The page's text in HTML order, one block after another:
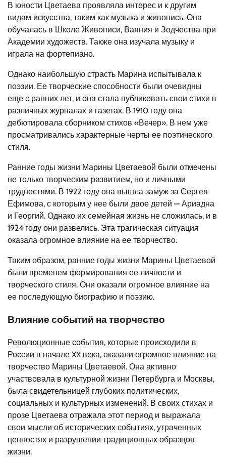
В юности Цветаева проявляла интерес и к другим
видам искусства, таким как музыка и живопись. Она
обучалась в Школе Живописи, Ваяния и Зодчества при
Академии художеств. Также она изучала музыку и
играла на фортепиано.
Однако наибольшую страсть Марина испытывала к
поэзии. Ее творческие способности были очевидны
еще с ранних лет, и она стала публиковать свои стихи в
различных журналах и газетах. В 1910 году она
дебютировала сборником стихов «Вечер». В нем уже
просматривались характерные черты ее поэтического
стиля.
Ранние годы жизни Марины Цветаевой были отмечены
не только творческим развитием, но и личными
трудностями. В 1922 году она вышла замуж за Сергея
Ефимова, с которым у нее были двое детей — Ариадна
и Георгий. Однако их семейная жизнь не сложилась, и в
1924 году они развелись. Эта трагическая ситуация
оказала огромное влияние на ее творчество.
Таким образом, ранние годы жизни Марины Цветаевой
были временем формирования ее личности и
творческого стиля. Они оказали огромное влияние на
ее последующую биографию и поэзию.
Влияние событий на творчество
Революционные события, которые происходили в
России в начале XX века, оказали огромное влияние на
творчество Марины Цветаевой. Она активно
участвовала в культурной жизни Петербурга и Москвы,
была свидетельницей глубоких политических,
социальных и культурных изменений. В своих стихах и
прозе Цветаева отражала этот период и выражала
свои мысли об исторических событиях, утраченных
ценностях и разрушении традиционных образцов
жизни.